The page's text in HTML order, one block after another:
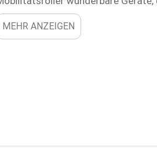
oder jemand, den Sie kennen,
Alltag verbessern. Der You...
MEHR ANZEIGEN